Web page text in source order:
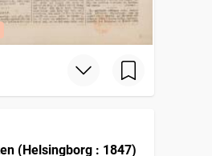
(Helsingborg : 1847)